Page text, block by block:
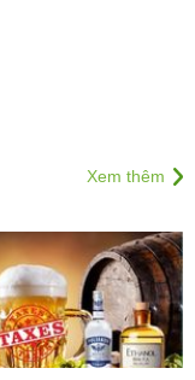
Xem thêm